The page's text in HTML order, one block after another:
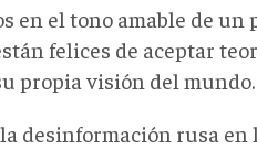
en el tono amable de un
felices de aceptar
propia visión del mundo.
desinformación rusa en